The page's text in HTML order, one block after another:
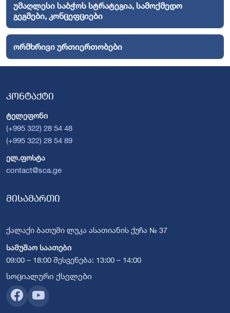
უმაღლესი საბჭოს სტრატეგია, სამოქმედო
გეგმები, კონცეფციები
ორმხრივი ურთიერთობები
კონტაქტი
ტელეფონი
(+995 322) 28 54 48
(+995 322) 28 54 89
ელ.ფოსტა
contact@sca.ge
მისამართი
ქალაქი ბათუმი ლუკა ასათიანის ქუჩა № 37
სამუშაო საათები
09:00 – 18:00 შესვენება: 13:00 – 14:00
სოციალური ქსელები